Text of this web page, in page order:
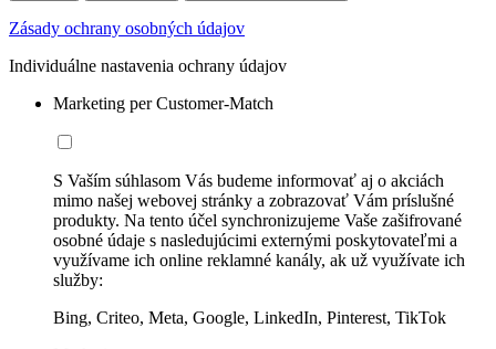
Zásady ochrany osobných údajov
Individuálne nastavenia ochrany údajov
Marketing per Customer-Match
S Vaším súhlasom Vás budeme informovať aj o akciách
mimo našej webovej stránky a zobrazovať Vám príslušné
produkty. Na tento účel synchronizujeme Vaše zašifrované
osobné údaje s nasledujúcimi externými poskytovateľmi a
využívame ich online reklamné kanály, ak už využívate ich
služby:
Bing, Criteo, Meta, Google, LinkedIn, Pinterest, TikTok